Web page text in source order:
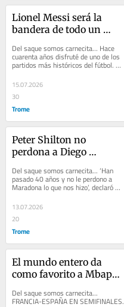
Lionel Messi será la
bandera de todo un
Del saque somos carnecita… Hace
cuarenta años disfruté de uno de los
partidos más históricos del fútbol.
Estaba jovencito y ha quedado
marcado...
15.07.2026
30
Trome
Peter Shilton no
perdona a Diego
Argentina - Inglaterra
de México 86
Del saque somos carnecita... ‘Han
pasado 40 años y no le perdono a
Maradona lo que nos hizo’, declaró
hace poco Peter Shilton, quien fue
arquero...
13.07.2026
20
Trome
El mundo entero da
como favorito a Mbappé
Pero la neta que esta vez
Del saque somos carnecita...
FRANCIA-ESPAÑA EN SEMIFINALES.